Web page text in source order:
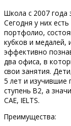
Школа с 2007 года
Сегодня у них
портфолио,
кубков и медалей,
эффективно
два офиса, в
свои занятия.
5 лет и изучившие
ступень B2, а
CAE, IELTS.
Преимущества: